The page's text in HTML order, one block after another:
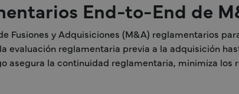
End-to-End de
Fusiones y Adquisiciones (M&A) reglamentarios
evaluación reglamentaria previa a la adquisición
asegura la continuidad reglamentaria, minimiza los